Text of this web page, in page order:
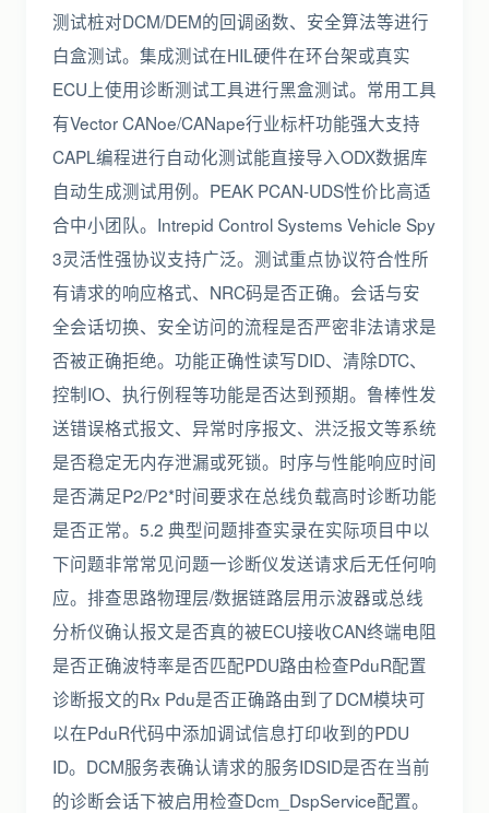
测试桩对DCM/DEM的回调函数、安全算法等进行
白盒测试。集成测试在HIL硬件在环台架或真实
ECU上使用诊断测试工具进行黑盒测试。常用工具
有Vector CANoe/CANape行业标杆功能强大支持
CAPL编程进行自动化测试能直接导入ODX数据库
自动生成测试用例。PEAK PCAN-UDS性价比高适
合中小团队。Intrepid Control Systems Vehicle Spy
3灵活性强协议支持广泛。测试重点协议符合性所
有请求的响应格式、NRC码是否正确。会话与安
全会话切换、安全访问的流程是否严密非法请求是
否被正确拒绝。功能正确性读写DID、清除DTC、
控制IO、执行例程等功能是否达到预期。鲁棒性发
送错误格式报文、异常时序报文、洪泛报文等系统
是否稳定无内存泄漏或死锁。时序与性能响应时间
是否满足P2/P2*时间要求在总线负载高时诊断功能
是否正常。5.2 典型问题排查实录在实际项目中以
下问题非常常见问题一诊断仪发送请求后无任何响
应。排查思路物理层/数据链路层用示波器或总线
分析仪确认报文是否真的被ECU接收CAN终端电阻
是否正确波特率是否匹配PDU路由检查PduR配置
诊断报文的Rx Pdu是否正确路由到了DCM模块可
以在PduR代码中添加调试信息打印收到的PDU
ID。DCM服务表确认请求的服务IDSID是否在当前
的诊断会话下被启用检查Dcm_DspService配置。